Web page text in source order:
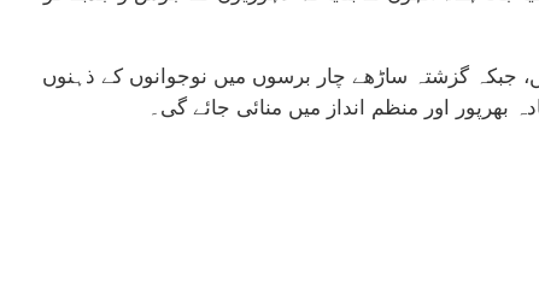
جبکہ گزشتہ ساڑھے چار برسوں میں نوجوانوں کے ذہنوں
اور منظم انداز میں منائی جائے گی۔